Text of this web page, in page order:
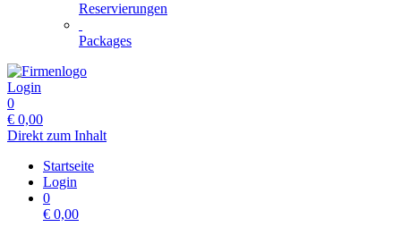
Reservierungen
Packages
Login
0
€ 0,00
Direkt zum Inhalt
Startseite
Login
0
€ 0,00